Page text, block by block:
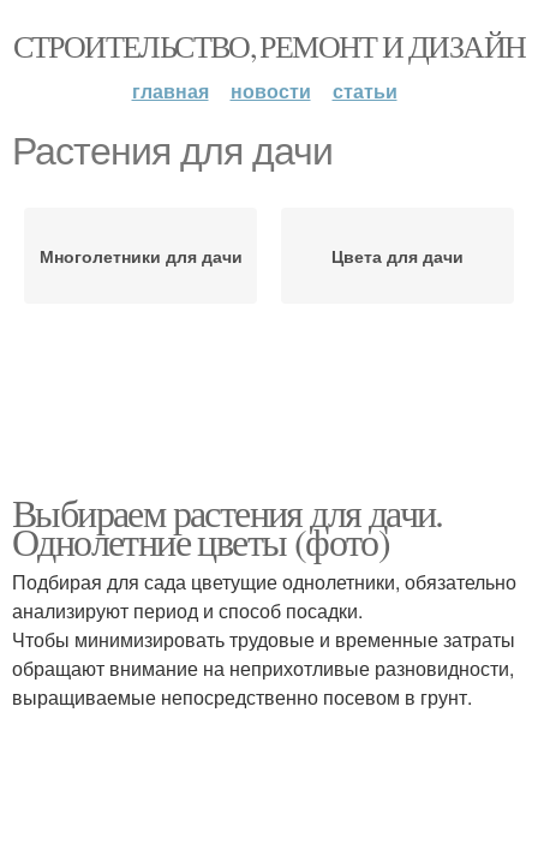
СТРОИТЕЛЬСТВО, РЕМОНТ И ДИЗАЙН
главная новости статьи
Растения для дачи
Многолетники для дачи Цвета для дачи
Выбираем растения для дачи.
Однолетние цветы (фото)
Подбирая для сада цветущие однолетники, обязательно
анализируют период и способ посадки.
Чтобы минимизировать трудовые и временные затраты
обращают внимание на неприхотливые разновидности,
выращиваемые непосредственно посевом в грунт.